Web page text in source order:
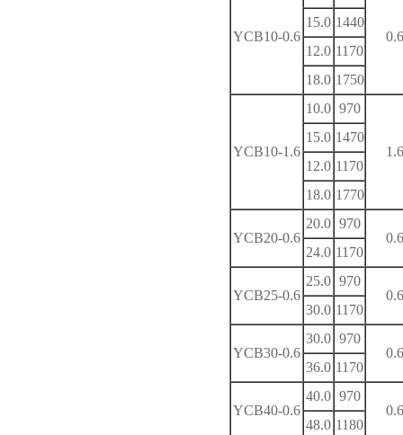
YCB10-0.6 0.6
15.0 1440
12.0 1170
18.0 1750
YCB10-1.6
10.0 970
1.6
15.0 1470
12.0 1170
18.0 1770
YCB20-0.6
20.0 970
0.6
24.0 1170
YCB25-0.6
25.0 970
0.6
30.0 1170
YCB30-0.6
30.0 970
0.6
36.0 1170
YCB40-0.6
40.0 970
0.6
48.0 1180